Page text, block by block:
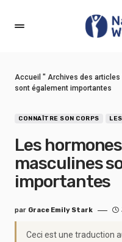
Accueil " Archives des articles
sont également importantes
CONNAÎTRE SON CORPS
Les
masculines
importantes
par Grace Emily Stark
Ceci est une traduction